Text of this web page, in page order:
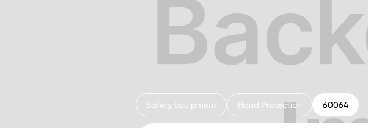
Safety Equipment Hand Protection 60064